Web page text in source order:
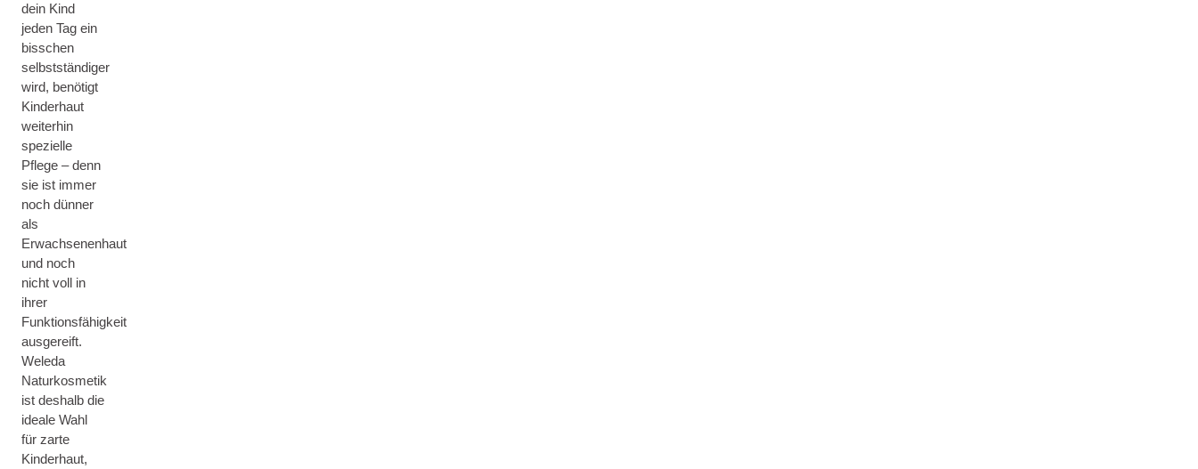
dein Kind
jeden Tag ein
bisschen
selbstständiger
wird, benötigt
Kinderhaut
weiterhin
spezielle
Pflege – denn
sie ist immer
noch dünner
als
Erwachsenenhaut
und noch
nicht voll in
ihrer
Funktionsfähigkeit
ausgereift.
Weleda
Naturkosmetik
ist deshalb die
ideale Wahl
für zarte
Kinderhaut,